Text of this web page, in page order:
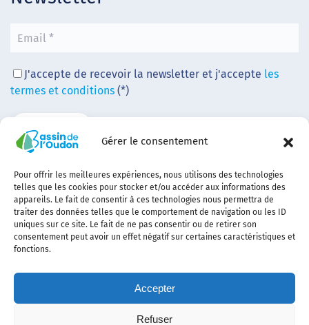
Gérer le consentement
Pour offrir les meilleures expériences, nous utilisons des technologies
telles que les cookies pour stocker et/ou accéder aux informations des
appareils. Le fait de consentir à ces technologies nous permettra de
traiter des données telles que le comportement de navigation ou les ID
uniques sur ce site. Le fait de ne pas consentir ou de retirer son
consentement peut avoir un effet négatif sur certaines caractéristiques et
fonctions.
Accepter
Refuser
J'accepte de recevoir la newsletter et j'accepte les
termes et conditions (*)